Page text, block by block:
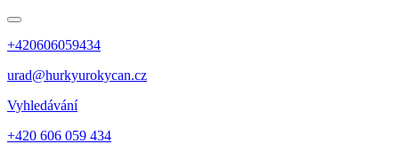
+420606059434
urad@hurkyurokycan.cz
Vyhledávání
+420 606 059 434